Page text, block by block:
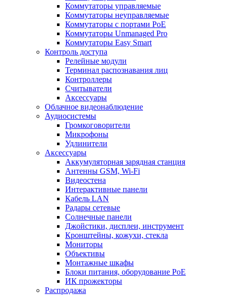
Коммутаторы управляемые
Коммутаторы неуправляемые
Коммутаторы с портами PoE
Коммутаторы Unmanaged Pro
Коммутаторы Easy Smart
Контроль доступа
Релейные модули
Терминал распознавания лиц
Контроллеры
Считыватели
Аксессуары
Облачное видеонаблюдение
Аудиосистемы
Громкоговорители
Микрофоны
Удлинители
Аксессуары
Аккумуляторная зарядная станция
Антенны GSM, Wi-Fi
Видеостена
Интерактивные панели
Кабель LAN
Радары сетевые
Солнечные панели
Джойстики, дисплеи, инструмент
Кронштейны, кожухи, стекла
Мониторы
Объективы
Монтажные шкафы
Блоки питания, оборудование PoE
ИК прожекторы
Распродажа